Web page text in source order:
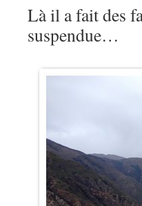
Là il a fait des
suspendue…